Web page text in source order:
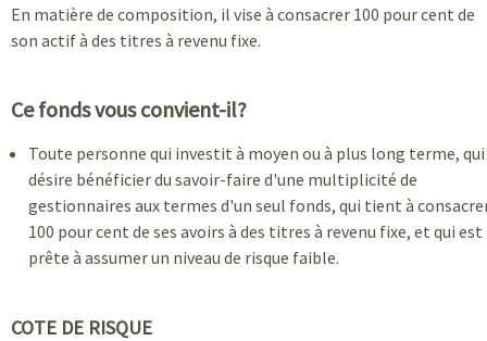
En matière de composition, il vise à consacrer 100 pour cent de
son actif à des titres à revenu fixe.
Ce fonds vous convient-il?
Toute personne qui investit à moyen ou à plus long terme, qui
désire bénéficier du savoir-faire d'une multiplicité de
gestionnaires aux termes d'un seul fonds, qui tient à
100 pour cent de ses avoirs à des titres à revenu fixe, et qui est
prête à assumer un niveau de risque faible.
COTE DE RISQUE